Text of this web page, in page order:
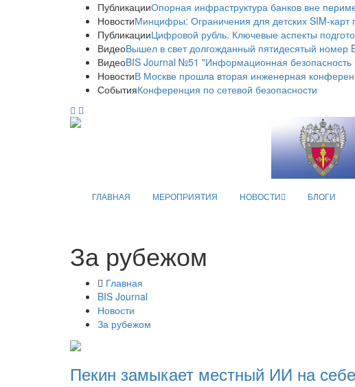
ПубликацииОпорная инфраструктура банков вне
НовостиМинцифры: Ограничения для детских SIM-карт
ПубликацииЦифровой рубль. Ключевые аспекты
ВидеоВышел в свет долгожданный пятидесятый номер
ВидеоBIS Journal №51 "Информационная
НовостиВ Москве прошла вторая инженерная
СобытияКонференция по сетевой безопасности
ГЛАВНАЯ МЕРОПРИЯТИЯ НОВОСТИ БЛОГИ
За рубежом
Главная
BIS Journal
Новости
За рубежом
Пекин замыкает местный ИИ на